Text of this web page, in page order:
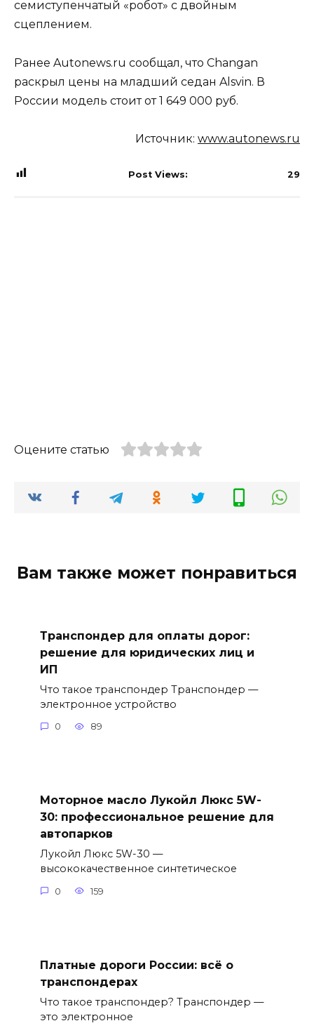
семиступенчатый «робот» с двойным
сцеплением.
Ранее Autonews.ru сообщал, что Changan
раскрыл цены на младший седан Alsvin. В
России модель стоит от 1 649 000 руб.
Источник: www.autonews.ru
Post Views: 29
Оцените статью
Вам также может понравиться
Транспондер для оплаты дорог:
решение для юридических лиц и
ИП
Что такое транспондер Транспондер —
электронное устройство
0 89
Моторное масло Лукойл Люкс 5W-
30: профессиональное решение для
автопарков
Лукойл Люкс 5W-30 —
высококачественное синтетическое
0 159
Платные дороги России: всё о
транспондерах
Что такое транспондер? Транспондер —
это электронное